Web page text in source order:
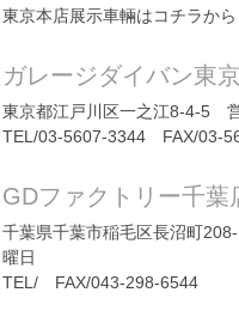
東京本店展示車輛はコチラか
ガレージダイバン東
東京都江戸川区一之江8-4-5
TEL/03-5607-3344 FAX/03-
GDファクトリー千葉
千葉県千葉市稲毛区長沼町
曜日
TEL/ FAX/043-298-6544